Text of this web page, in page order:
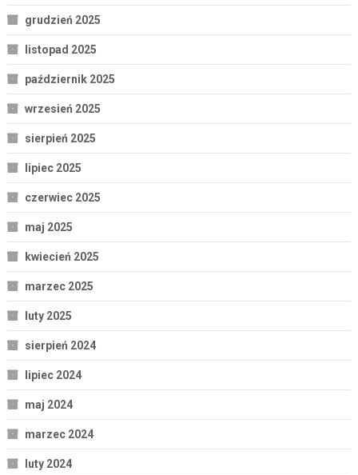
grudzień 2025
listopad 2025
październik 2025
wrzesień 2025
sierpień 2025
lipiec 2025
czerwiec 2025
maj 2025
kwiecień 2025
marzec 2025
luty 2025
sierpień 2024
lipiec 2024
maj 2024
marzec 2024
luty 2024